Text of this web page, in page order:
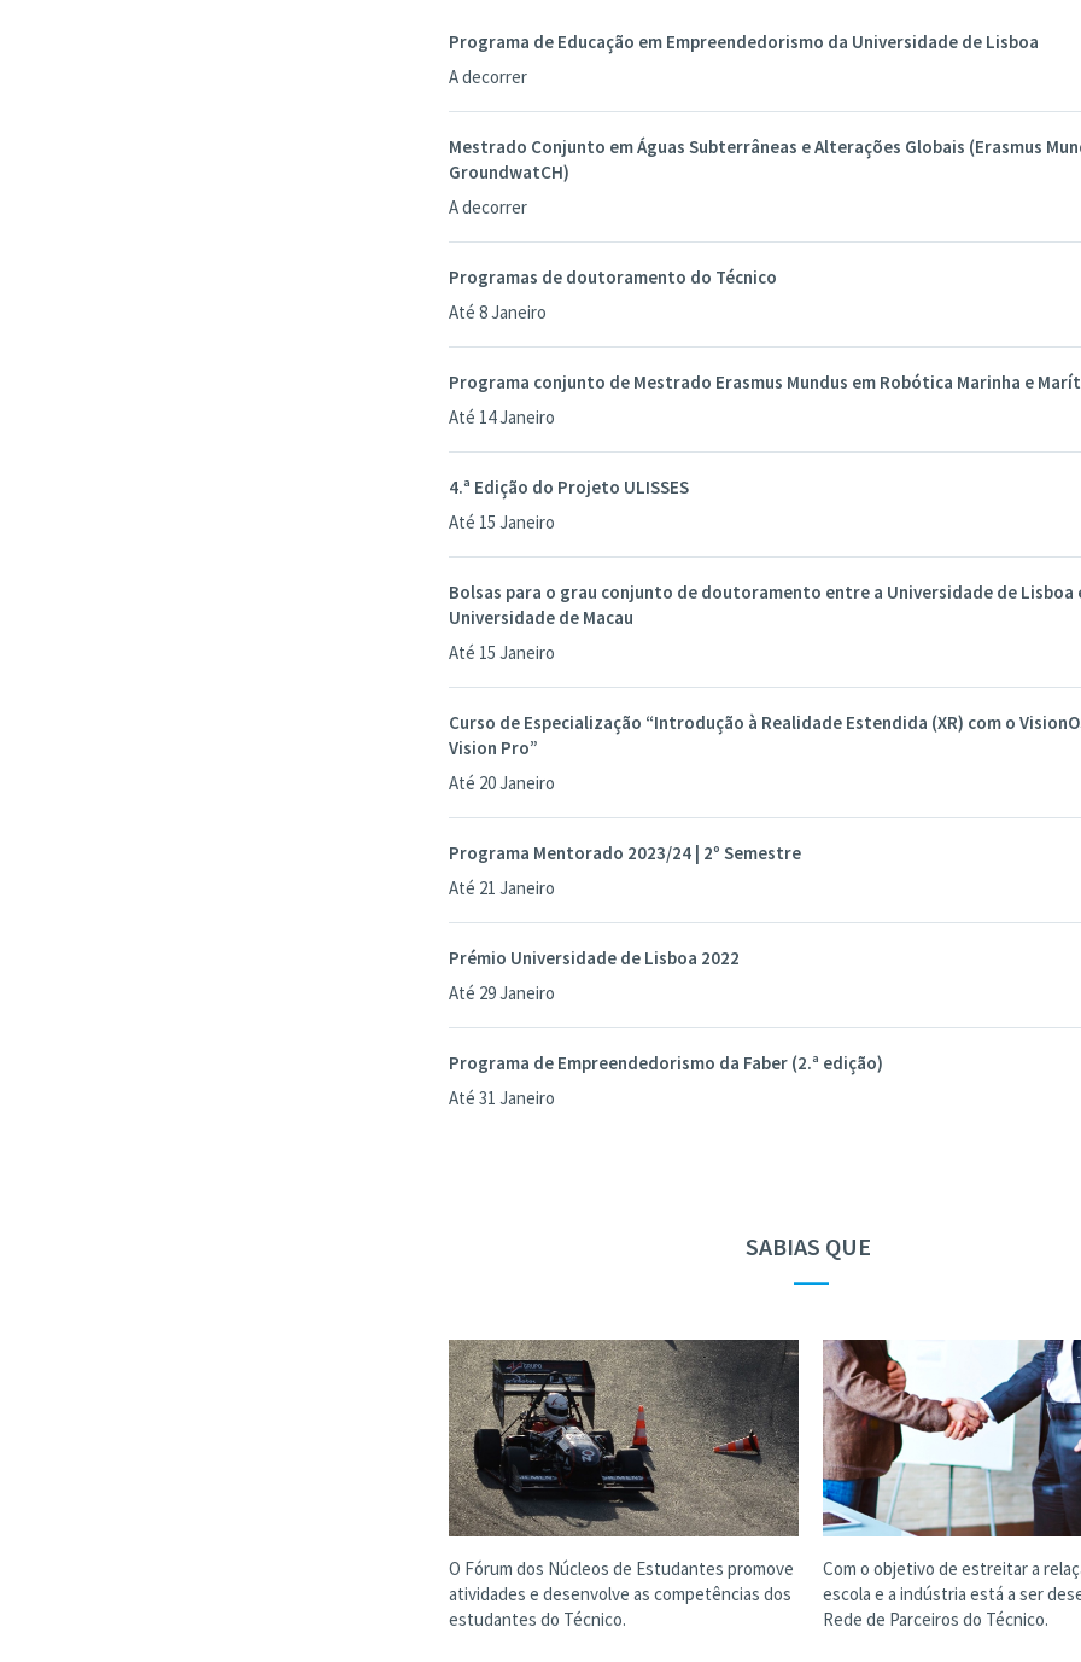
Programa de Educação em Empreendedorismo da Universidade de Lisboa
A decorrer
Mestrado Conjunto em Águas Subterrâneas e Alterações Globais (Erasmus
GroundwatCH)
A decorrer
Programas de doutoramento do Técnico
Até 8 Janeiro
Programa conjunto de Mestrado Erasmus Mundus em Robótica Marinha e
Até 14 Janeiro
4.ª Edição do Projeto ULISSES
Até 15 Janeiro
Bolsas para o grau conjunto de doutoramento entre a Universidade de Lisboa
Universidade de Macau
Até 15 Janeiro
Curso de Especialização “Introdução à Realidade Estendida (XR) com o
Vision Pro”
Até 20 Janeiro
Programa Mentorado 2023/24 | 2º Semestre
Até 21 Janeiro
Prémio Universidade de Lisboa 2022
Até 29 Janeiro
Programa de Empreendedorismo da Faber (2.ª edição)
Até 31 Janeiro
SABIAS QUE
—
O Fórum dos Núcleos de Estudantes promove
atividades e desenvolve as competências dos
estudantes do Técnico.
Com o objetivo de estreitar a
escola e a indústria está a ser
Rede de Parceiros do Técnico.